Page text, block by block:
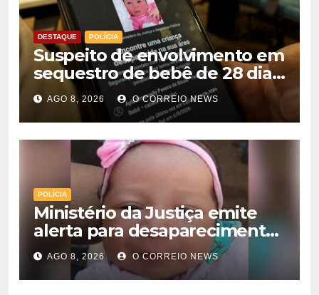
DESTAQUE POLÍCIA
Suspeito de envolvimento em
sequestro de bebê de 28 dias
é preso na Capital
AGO 8, 2026 O CORREIO NEWS
POLÍCIA
Ministério da Justiça emite
alerta para desaparecimento
de bebê de 28 dias em MS;
polícia apura suposto
sequestro
AGO 8, 2026 O CORREIO NEWS